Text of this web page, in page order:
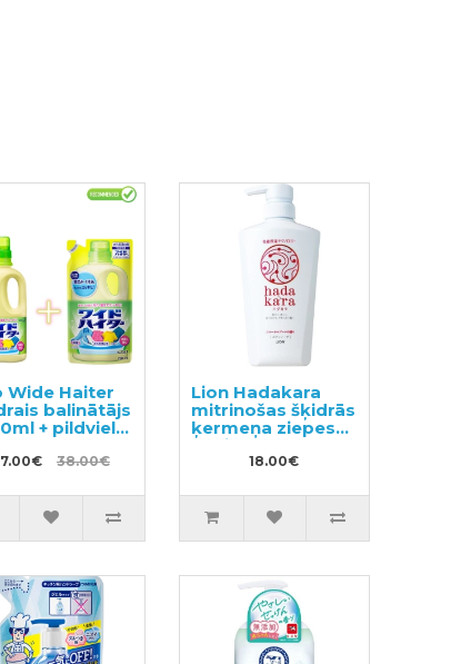
Wide Haiter
balinātājs
+ pildviela
38.00€
Lion Hadakara
mitrinošas šķidrās
ķermeņa ziepes
ar ziedu aromātu
18.00€